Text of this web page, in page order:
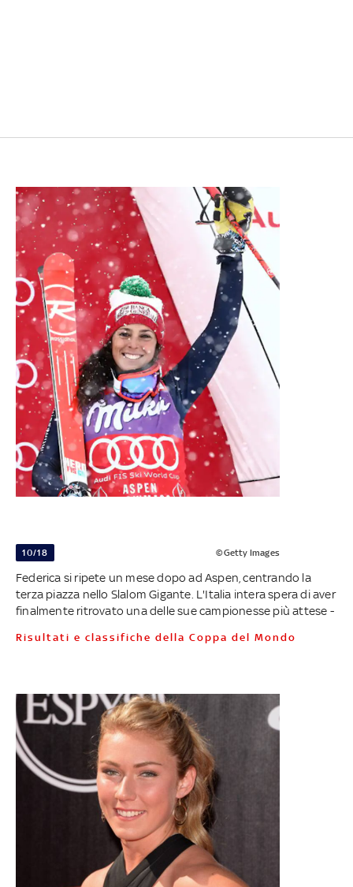
10/18 ©Getty Images
Federica si ripete un mese dopo ad Aspen, centrando la
terza piazza nello Slalom Gigante. L'Italia intera spera di aver
finalmente ritrovato una delle sue campionesse più attese -
Risultati e classifiche della Coppa del Mondo